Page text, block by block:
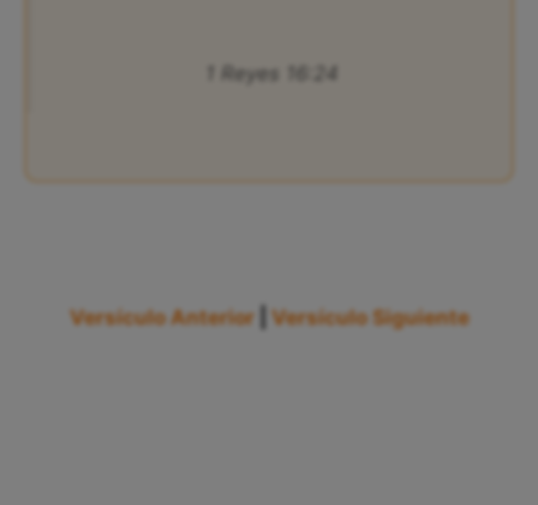
1 Reyes 16:24
Versículo Anterior Versículo Siguiente